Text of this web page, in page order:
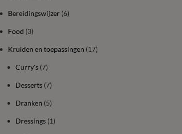
Bereidingswijzer(6)
Food (3)
Kruiden en toepassingen (17)
Curry's(7)
Desserts(7)
Dranken (5)
Dressings(1)